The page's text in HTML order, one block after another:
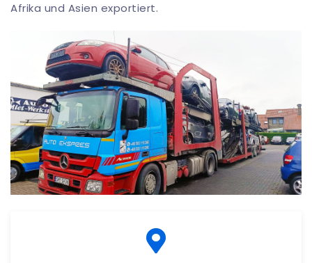
Afrika und Asien exportiert.